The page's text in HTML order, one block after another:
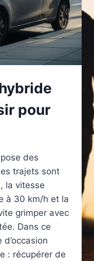
pour
des
trajets sont
la vitesse
à 30 km/h et la
grimper avec
Dans ce
: récupérer de